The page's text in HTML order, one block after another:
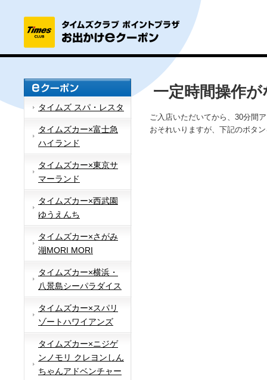
タイムズ スパ・レスタ
タイムズカー×富士急
ハイランド
タイムズカー×東京サ
マーランド
タイムズカー×西武園
ゆうえんち
タイムズカー×さがみ
湖MORI MORI
タイムズカー×横浜・
八景島シーパラダイス
タイムズカー×スパリ
ゾートハワイアンズ
タイムズカー×ニジゲ
ンノモリ クレヨンしん
ちゃんアドベンチャー
一定時間操作
ご入店いただいてから、30分間
おそれいりますが、下記のボタ